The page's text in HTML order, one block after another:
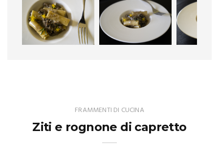
FRAMMENTI DI CUCINA
Ziti e rognone di capretto